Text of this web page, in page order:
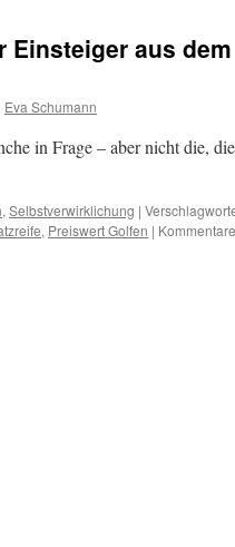
Einsteiger aus
Eva Schumann
in Frage – aber nicht die,
, Selbstverwirklichung |
, Preiswert Golfen |